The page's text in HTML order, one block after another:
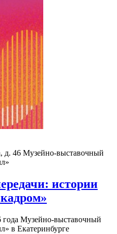
д. 46 Музейно-выставочный
истории
года Музейно-выставочный
в Екатеринбурге